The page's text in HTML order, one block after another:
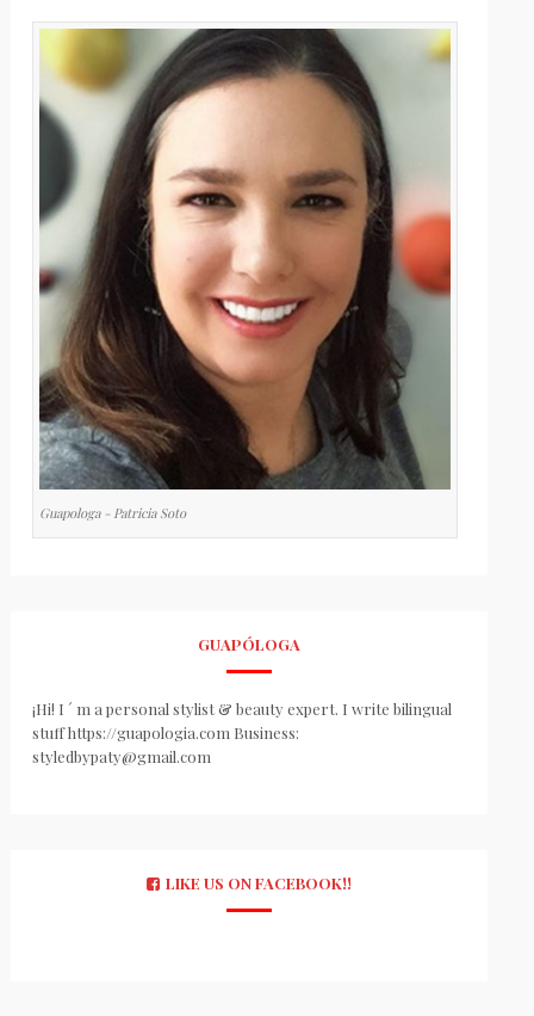
Guapologa - Patricia Soto
GUAPÓLOGA
¡Hi! I ´ m a personal stylist & beauty expert. I write bilingual
stuff https://guapologia.com Business:
styledbypaty@gmail.com
LIKE US ON FACEBOOK!!